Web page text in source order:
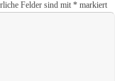
Felder sind mit * markiert